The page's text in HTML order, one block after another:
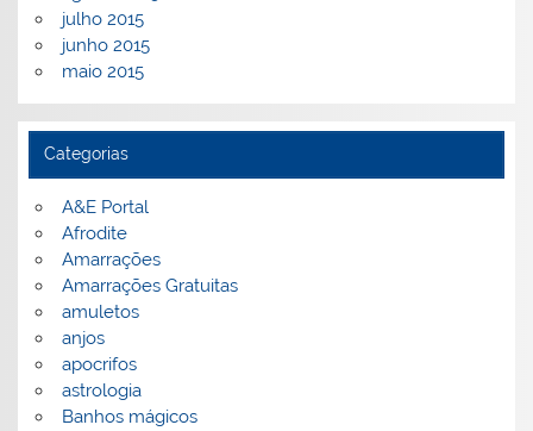
julho 2015
junho 2015
maio 2015
Categorias
A&E Portal
Afrodite
Amarrações
Amarrações Gratuitas
amuletos
anjos
apocrifos
astrologia
Banhos mágicos